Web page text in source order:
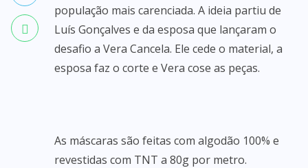
população mais carenciada. A ideia partiu de
Luís Gonçalves e da esposa que lançaram o
desafio a Vera Cancela. Ele cede o material, a
esposa faz o corte e Vera cose as peças.
As máscaras são feitas com algodão 100% e
revestidas com TNT a 80g por metro.